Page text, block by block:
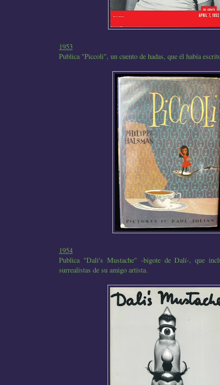
1953
Publica "Piccoli", un cuento de hadas, que él había
1954
Publica "Dali's Mustache" -bigote de Dalí-, que
surrealistas de su amigo artista.